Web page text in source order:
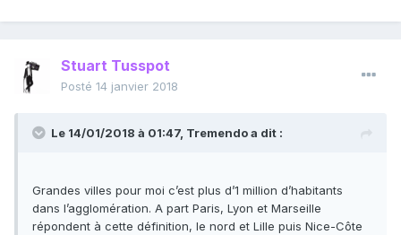
Stuart Tusspot
Posté 14 janvier 2018
Le 14/01/2018 à 01:47, Tremendoa dit :
Grandes villes pour moi c’est plus d’1 million d’habitants
dans l’agglomération. A part Paris, Lyon et Marseille
répondent à cette définition, le nord et Lille puis Nice-Côte